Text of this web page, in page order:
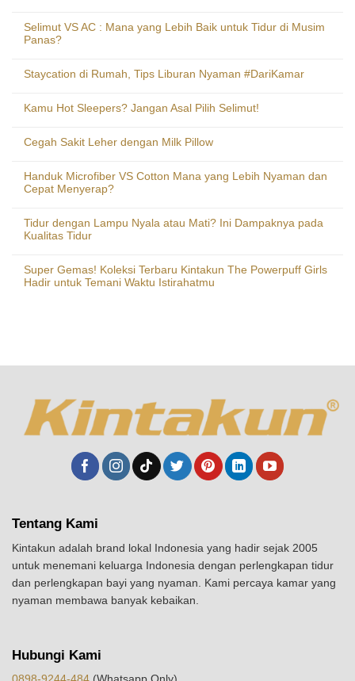
Selimut VS AC : Mana yang Lebih Baik untuk Tidur di Musim
Panas?
Staycation di Rumah, Tips Liburan Nyaman #DariKamar
Kamu Hot Sleepers? Jangan Asal Pilih Selimut!
Cegah Sakit Leher dengan Milk Pillow
Handuk Microfiber VS Cotton Mana yang Lebih Nyaman dan
Cepat Menyerap?
Tidur dengan Lampu Nyala atau Mati? Ini Dampaknya pada
Kualitas Tidur
Super Gemas! Koleksi Terbaru Kintakun The Powerpuff Girls
Hadir untuk Temani Waktu Istirahatmu
Tentang Kami
Kintakun adalah brand lokal Indonesia yang hadir sejak 2005
untuk menemani keluarga Indonesia dengan perlengkapan tidur
dan perlengkapan bayi yang nyaman. Kami percaya kamar yang
nyaman membawa banyak kebaikan.
Hubungi Kami